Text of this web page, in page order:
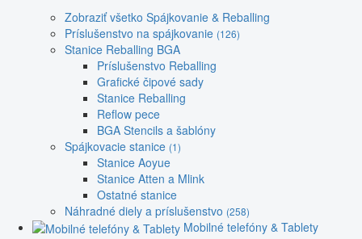
Zobraziť všetko Spájkovanie & Reballing
Príslušenstvo na spájkovanie (126)
Stanice Reballing BGA
Príslušenstvo Reballing
Grafické čipové sady
Stanice Reballing
Reflow pece
BGA Stencils a šablóny
Spájkovacie stanice (1)
Stanice Aoyue
Stanice Atten a Mlink
Ostatné stanice
Náhradné diely a príslušenstvo (258)
Mobilné telefóny & Tablety